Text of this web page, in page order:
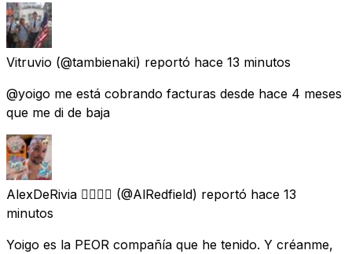
Vitruvio (@tambienaki) reportó hace 13 minutos
@yoigo me está cobrando facturas desde hace 4 meses
que me di de baja
AlexDeRivia 🏳️‍🌈🇮🇨 (@AlRedfield) reportó hace 13
minutos
Yoigo es la PEOR compañía que he tenido. Y créanme,